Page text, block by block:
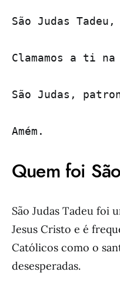
São Judas
Clamamos a ti
São Judas,
Quem foi
São Judas Tadeu foi
Jesus Cristo e é
Católicos como o
desesperadas.